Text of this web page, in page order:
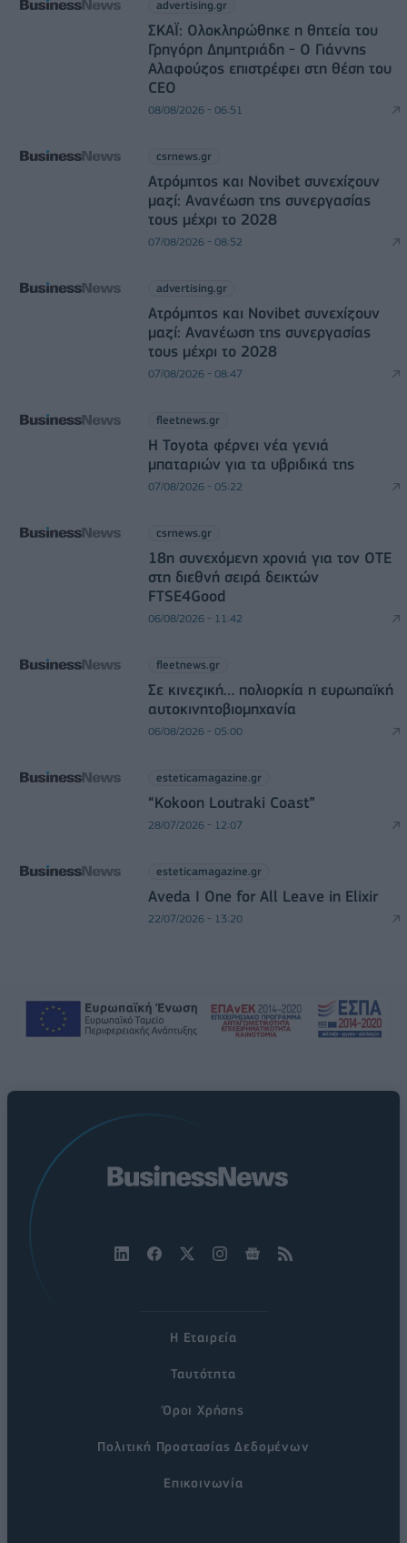
advertising.gr
ΣΚΑΪ: Ολοκληρώθηκε η θητεία του
Γρηγόρη Δημητριάδη - Ο Γιάννης
Αλαφούζος επιστρέφει στη θέση του
CEO
08/08/2026 - 06:51
csrnews.gr
Ατρόμητος και Novibet συνεχίζουν
μαζί: Ανανέωση της συνεργασίας
τους μέχρι το 2028
07/08/2026 - 08:52
advertising.gr
Ατρόμητος και Novibet συνεχίζουν
μαζί: Ανανέωση της συνεργασίας
τους μέχρι το 2028
07/08/2026 - 08:47
fleetnews.gr
Η Toyota φέρνει νέα γενιά
μπαταριών για τα υβριδικά της
07/08/2026 - 05:22
csrnews.gr
18η συνεχόμενη χρονιά για τον ΟΤΕ
στη διεθνή σειρά δεικτών
FTSE4Good
06/08/2026 - 11:42
fleetnews.gr
Σε κινεζική… πολιορκία η ευρωπαϊκή
αυτοκινητοβιομηχανία
06/08/2026 - 05:00
esteticamagazine.gr
“Kokoon Loutraki Coast”
28/07/2026 - 12:07
esteticamagazine.gr
Aveda I One for All Leave in Elixir
22/07/2026 - 13:20
Η Εταιρεία
Ταυτότητα
Όροι Χρήσης
Πολιτική Προστασίας Δεδομένων
Επικοινωνία